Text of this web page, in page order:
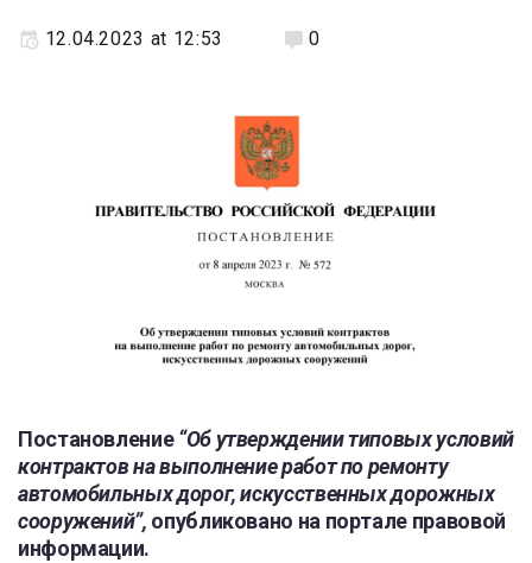
12.04.2023 at 12:53 0
Постановление“Об утверждении типовых условий
контрактов на выполнение работ по ремонту
автомобильных дорог, искусственных дорожных
сооружений”, опубликовано на портале правовой
информации.